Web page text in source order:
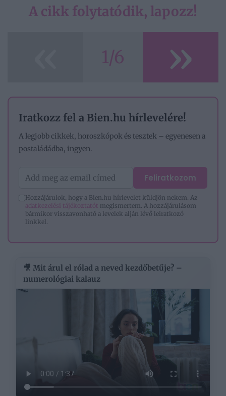
A cikk folytatódik, lapozz!
1/6 »
Iratkozz fel a Bien.hu hírlevelére!
A legjobb cikkek, horoszkópok és tesztek – egyenesen a
postaládádba, ingyen.
Feliratkozom
Hozzájárulok, hogy a Bien.hu hírlevelet küldjön nekem. Az
adatkezelési tájékoztatót megismertem. A hozzájárulásom
bármikor visszavonható a levelek alján lévő leiratkozó
linkkel.
🎥 Mit árul el rólad a neved kezdőbetűje? –
numerológiai kalauz